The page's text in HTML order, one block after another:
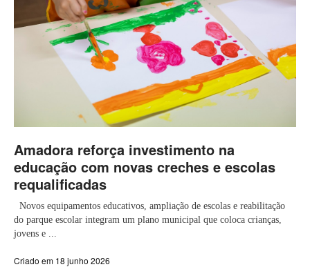
Amadora reforça investimento na
educação com novas creches e escolas
requalificadas
Novos equipamentos educativos, ampliação de escolas e reabilitação
do parque escolar integram um plano municipal que coloca crianças,
jovens e ...
Criado em 18 junho 2026